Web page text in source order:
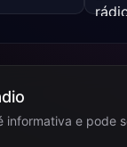
informativa e pode